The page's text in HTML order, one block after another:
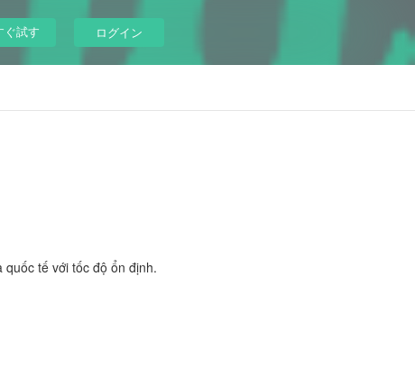
ぐ試す ログイン
tế với tốc độ ổn định.